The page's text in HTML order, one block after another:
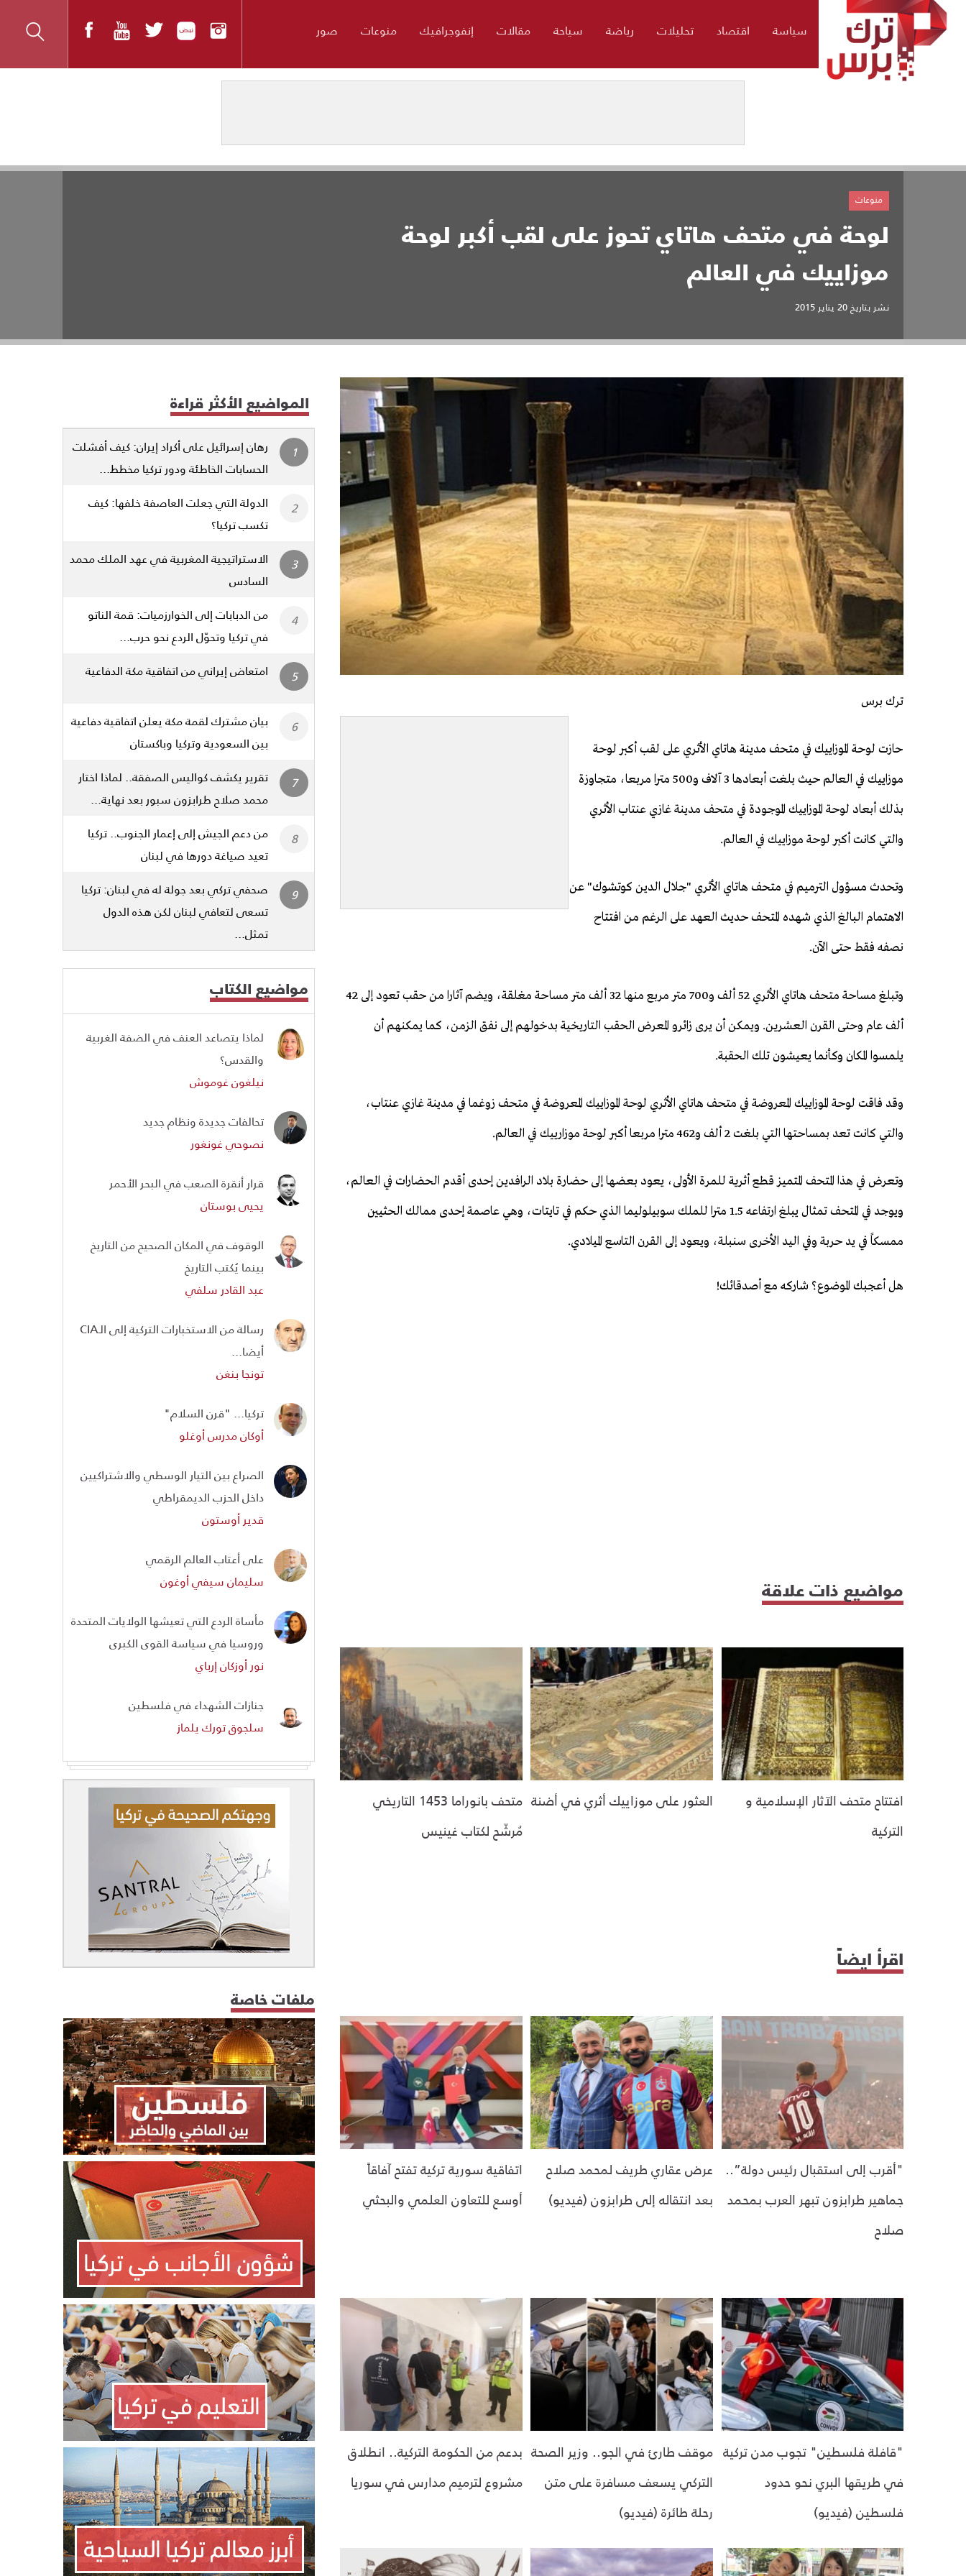
سياسة اقتصاد تحليلات رياضة سياحة مقالات إنفوجرافيك منوعات صور
لوحة في متحف هاتاي تحوز على لقب أكبر لوحة
موزاييك في العالم
نشر بتاريخ20 يناير 2015
منوعات
ترك برس
حازت لوحة الموزاييك في متحف مدينة هاتاي الأثري على لقب أكبر لوحة
موزاييك في العالم حيث بلغت أبعادها 3 آلاف و500 مترا مربعا، متجاوزة
بذلك أبعاد لوحة الموزاييك الموجودة في متحف مدينة غازي عنتاب الأثري
والتي كانت أكبر لوحة موزاييك في العالم.
وتحدث مسؤول الترميم في متحف هاتاي الأثري "جلال الدين كوتشوك" عن
الاهتمام البالغ الذي شهده المتحف حديث العهد على الرغم من افتتاح
نصفه فقط حتى الآن.
وتبلغ مساحة متحف هاتاي الأثري 52 ألف و700 متر مربع منها 32 ألف متر مساحة مغلقة، ويضم آثارا من حقب تعود إلى 42
ألف عام وحتى القرن العشرين. ويمكن أن يرى زائرو المعرض الحقب التاريخية بدخولهم إلى نفق الزمن، كما يمكنهم أن
يلمسوا المكان وكأنما يعيشون تلك الحقبة.
وقد فاقت لوحة الموزاييك المعروضة في متحف هاتاي الأثري لوحة الموزاييك المعروضة في متحف زوغما في مدينة غازي عنتاب،
والتي كانت تعد بمساحتها التي بلغت 2 ألف و462 مترا مربعا أكبر لوحة موزارييك في العالم.
وتعرض في هذا المتحف المتميز قطع أثرية للمرة الأولى، يعود بعضها إلى حضارة بلاد الرافدين إحدى أقدم الحضارات في العالم،
ويوجد في المتحف تمثال يبلغ ارتفاعه 1.5 مترا للملك سوبيلوليما الذي حكم في تايتات، وهي عاصمة إحدى ممالك الحثيين
ممسكاً في يد حربة وفي اليد الأخرى سنبلة، ويعود إلى القرن التاسع الميلادي.
هل أعجبك الموضوع؟ شاركه مع أصدقائك!
مواضيع ذات علاقة
افتتاح متحف الآثار الإسلامية و
التركية
العثور على موزاييك أثري في أضنة
متحف بانوراما 1453 التاريخي
مُرشّح لكتاب غينيس
اقرأ ايضاً
"أقرب إلى استقبال رئيس دولة”..
جماهير طرابزون تبهر العرب بمحمد
صلاح
عرض عقاري طريف لمحمد صلاح
بعد انتقاله إلى طرابزون (فيديو)
اتفاقية سورية تركية تفتح آفاقاً
أوسع للتعاون العلمي والبحثي
"قافلة فلسطين" تجوب مدن تركية
في طريقها البري نحو حدود
فلسطين (فيديو)
موقف طارئ في الجو.. وزير الصحة
التركي يسعف مسافرة على متن
رحلة طائرة (فيديو)
بدعم من الحكومة التركية.. انطلاق
مشروع لترميم مدارس في سوريا
المواضيع الأكثر قراءة
رهان إسرائيل على أكراد إيران: كيف أفشلت
الحسابات الخاطئة ودور تركيا مخطط...
الدولة التي جعلت العاصفة خلفها: كيف
تكسب تركيا؟
الاستراتيجية المغربية في عهد الملك محمد
السادس
من الدبابات إلى الخوارزميات: قمة الناتو
في تركيا وتحوّل الردع نحو حرب...
امتعاض إيراني من اتفاقية مكة الدفاعية
بيان مشترك لقمة مكة يعلن اتفاقية دفاعية
بين السعودية وتركيا وباكستان
تقرير يكشف كواليس الصفقة.. لماذا اختار
محمد صلاح طرابزون سبور بعد نهاية...
من دعم الجيش إلى إعمار الجنوب.. تركيا
تعيد صياغة دورها في لبنان
صحفي تركي بعد جولة له في لبنان: تركيا
تسعى لتعافي لبنان لكن هذه الدول
تمثل...
مواضيع الكتاب
لماذا يتصاعد العنف في الضفة الغربية
والقدس؟
نيلغون غوموش
تحالفات جديدة ونظام جديد
نصوحي غونغور
قرار أنقرة الصعب في البحر الأحمر
يحيى بوستان
الوقوف في المكان الصحيح من التاريخ
بينما يُكتب التاريخ
عبد القادر سلفي
رسالة من الاستخبارات التركية إلى الـCIA
أيضا...
تونجا بنغن
تركيا... "قرن السلام"
أوكان مدرس أوغلو
الصراع بين التيار الوسطي والاشتراكيين
داخل الحزب الديمقراطي
قدير أوستون
على أعتاب العالم الرقمي
سليمان سيفي أوغون
مأساة الردع التي تعيشها الولايات المتحدة
وروسيا في سياسة القوى الكبرى
نور أوزكان إرباي
جنازات الشهداء في فلسطين
سلجوق تورك يلماز
ملفات خاصة